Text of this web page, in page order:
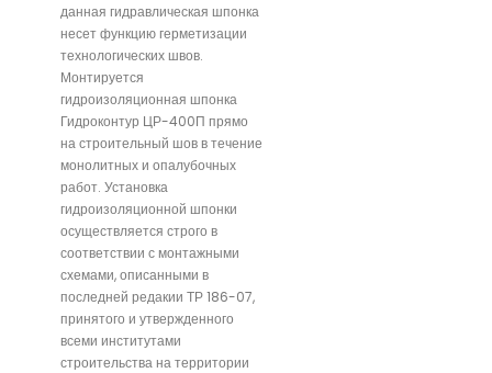
данная гидравлическая шпонка
несет функцию герметизации
технологических швов.
Монтируется
гидроизоляционная шпонка
Гидроконтур ЦР-400П прямо
на строительный шов в течение
монолитных и опалубочных
работ. Установка
гидроизоляционной шпонки
осуществляется строго в
соответствии с монтажными
схемами, описанными в
последней редакии ТР 186-07,
принятого и утвержденного
всеми институтами
строительства на территории